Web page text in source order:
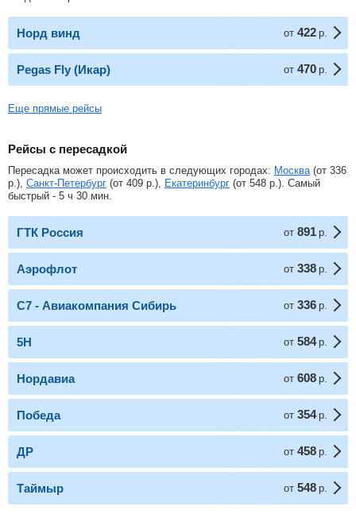
Норд винд от 422 р.
Pegas Fly (Икар) от 470 р.
Еще прямые рейсы
Рейсы с пересадкой
Пересадка может происходить в следующих городах: Москва (от 336
р. ), Санкт-Петербург (от 409 р. ), Екатеринбург (от 548 р. ). Самый
быстрый - 5 ч 30 мин.
ГТК Россия от 891 р.
Аэрофлот от 338 р.
С7 - Авиакомпания Сибирь от 336 р.
5Н от 584 р.
Нордавиа от 608 р.
Победа от 354 р.
ДР от 458 р.
Таймыр от 548 р.